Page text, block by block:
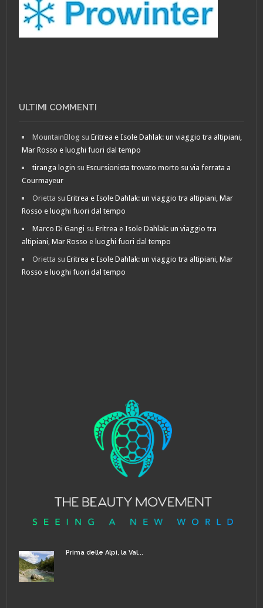
ULTIMI COMMENTI
MountainBlog suEritrea e Isole Dahlak: un viaggio tra altipiani,
Mar Rosso e luoghi fuori dal tempo
tiranga login suEscursionista trovato morto su via ferrata a
Courmayeur
Orietta suEritrea e Isole Dahlak: un viaggio tra altipiani, Mar
Rosso e luoghi fuori dal tempo
Marco Di Gangi suEritrea e Isole Dahlak: un viaggio tra
altipiani, Mar Rosso e luoghi fuori dal tempo
Orietta suEritrea e Isole Dahlak: un viaggio tra altipiani, Mar
Rosso e luoghi fuori dal tempo
Prima delle Alpi, la Val...